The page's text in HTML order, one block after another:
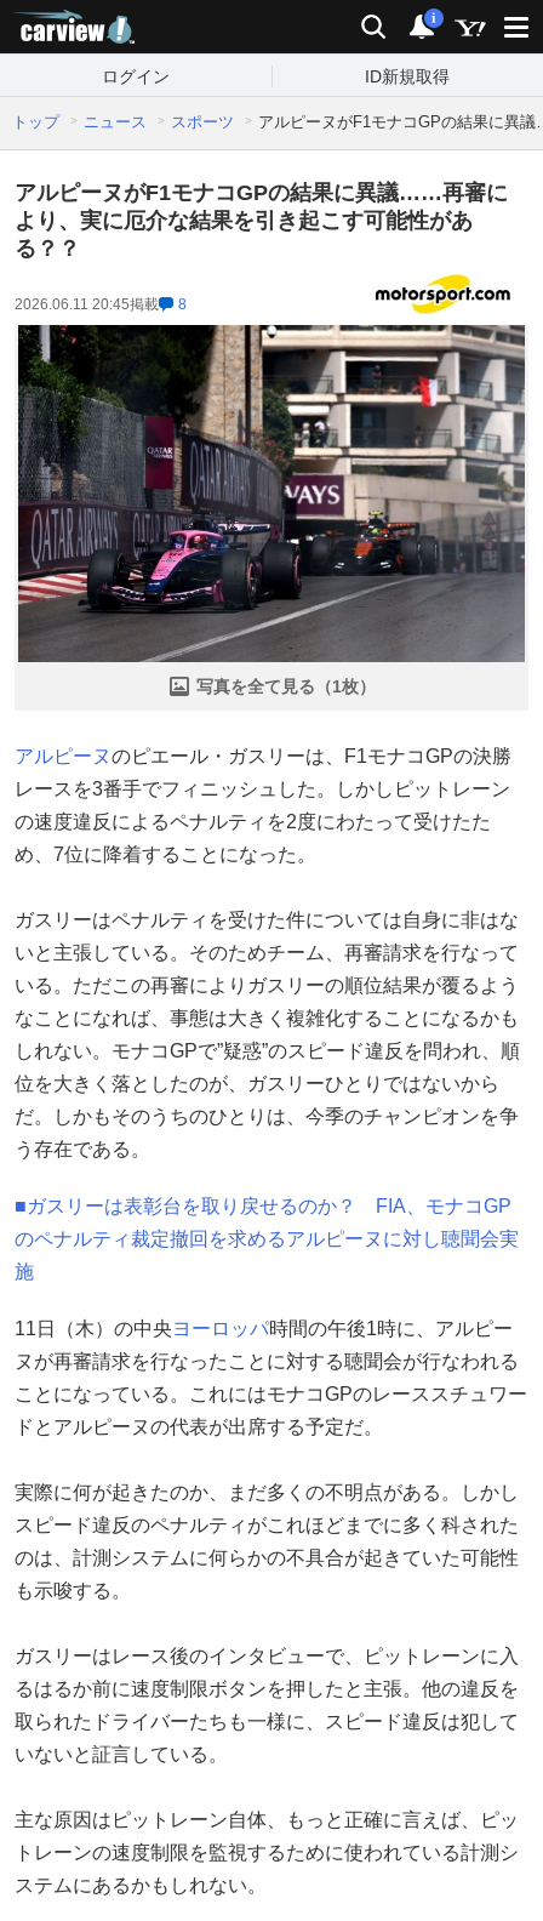
検索 通知
i
ログイン ID新規取得
トップ ニュース スポーツ アルピーヌがF1モナコGPの結果に異
アルピーヌがF1モナコGPの結果に異議……再審に
より、実に厄介な結果を引き起こす可能性があ
る？？
2026.06.11 20:45掲載 8
写真を全て見る（1枚）
アルピーヌのピエール・ガスリーは、F1モナコGPの決勝
レースを3番手でフィニッシュした。しかしピットレーン
の速度違反によるペナルティを2度にわたって受けたた
め、7位に降着することになった。
ガスリーはペナルティを受けた件については自身に非はな
いと主張している。そのためチーム、再審請求を行なって
いる。ただこの再審によりガスリーの順位結果が覆るよう
なことになれば、事態は大きく複雑化することになるかも
しれない。モナコGPで”疑惑”のスピード違反を問われ、順
位を大きく落としたのが、ガスリーひとりではないから
だ。しかもそのうちのひとりは、今季のチャンピオンを争
う存在である。
■ガスリーは表彰台を取り戻せるのか？ FIA、モナコGP
のペナルティ裁定撤回を求めるアルピーヌに対し聴聞会実
施
11日（木）の中央ヨーロッパ時間の午後1時に、アルピー
ヌが再審請求を行なったことに対する聴聞会が行なわれる
ことになっている。これにはモナコGPのレーススチュワー
ドとアルピーヌの代表が出席する予定だ。
実際に何が起きたのか、まだ多くの不明点がある。しかし
スピード違反のペナルティがこれほどまでに多く科された
のは、計測システムに何らかの不具合が起きていた可能性
も示唆する。
ガスリーはレース後のインタビューで、ピットレーンに入
るはるか前に速度制限ボタンを押したと主張。他の違反を
取られたドライバーたちも一様に、スピード違反は犯して
いないと証言している。
主な原因はピットレーン自体、もっと正確に言えば、ピッ
トレーンの速度制限を監視するために使われている計測シ
ステムにあるかもしれない。